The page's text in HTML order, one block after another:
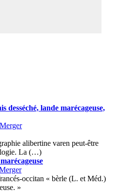
desséché, lande marécageuse,
alibertine varen peut-être
La (…)
occitan « bèrle (L. et Méd.)
»